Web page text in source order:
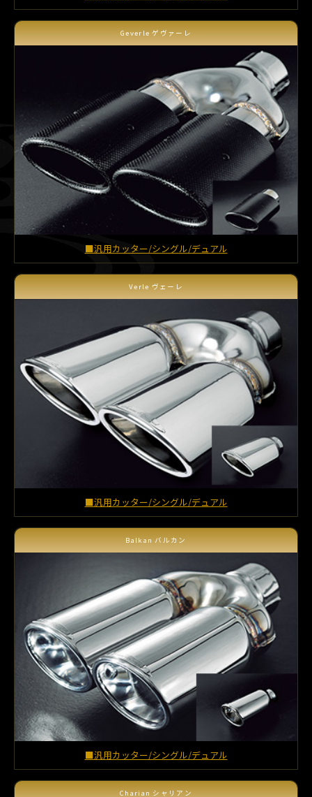
Geverle ゲヴァーレ
■汎用カッター/シングル/デュアル
Verle ヴェーレ
■汎用カッター/シングル/デュアル
Balkan バルカン
■汎用カッター/シングル/デュアル
Charian シャリアン